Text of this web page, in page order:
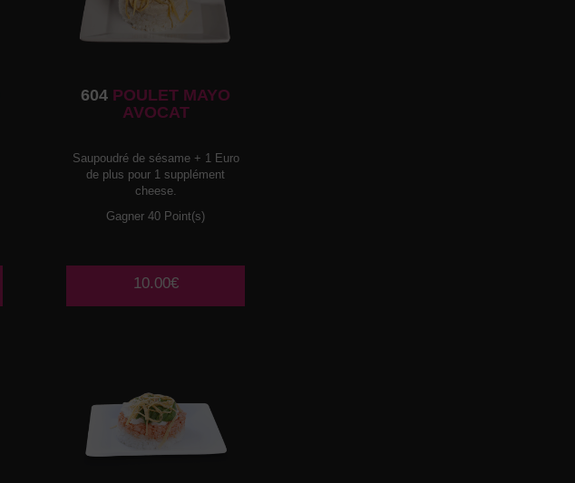
604 POULET MAYO
AVOCAT
Saupoudré de sésame + 1 Euro
de plus pour 1 supplément
cheese.
Gagner 40 Point(s)
10.00€